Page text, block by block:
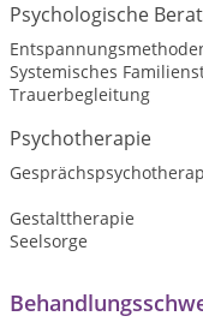
Psychologische
Systemisches
Trauerbegleitung
Psychotherapie
Gestalttherapie
Seelsorge